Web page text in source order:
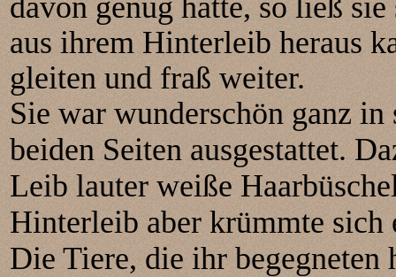
davon genug hatte, so ließ
aus ihrem Hinterleib heraus
gleiten und fraß weiter.
Sie war wunderschön ganz
beiden Seiten ausgestattet.
Leib lauter weiße
Hinterleib aber krümmte
Die Tiere, die ihr